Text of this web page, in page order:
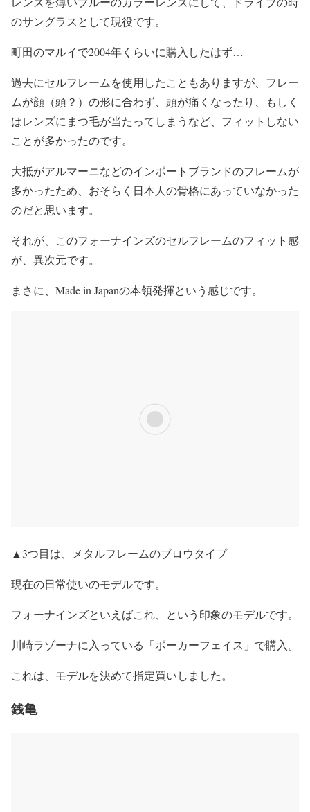
のサングラスとして現役です。
町田のマルイで2004年くらいに購入したはず…
過去にセルフレームを使用したこともありますが、フレー
ムが顔（頭？）の形に合わず、頭が痛くなったり、もしく
はレンズにまつ毛が当たってしまうなど、フィットしない
ことが多かったのです。
大抵がアルマーニなどのインポートブランドのフレームが
多かったため、おそらく日本人の骨格にあっていなかった
のだと思います。
それが、このフォーナインズのセルフレームのフィット感
が、異次元です。
まさに、Made in Japanの本領発揮という感じです。
▲3つ目は、メタルフレームのブロウタイプ
現在の日常使いのモデルです。
フォーナインズといえばこれ、という印象のモデルです。
川崎ラゾーナに入っている「ポーカーフェイス」で購入。
これは、モデルを決めて指定買いしました。
銭亀